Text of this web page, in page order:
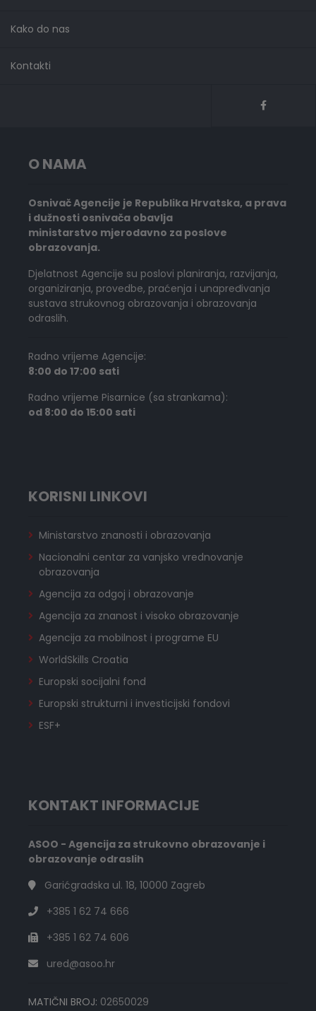
Kako do nas
Kontakti
O NAMA
Osnivač Agencije je Republika Hrvatska, a prava
i dužnosti osnivača obavlja
ministarstvo mjerodavno za poslove
obrazovanja.
Djelatnost Agencije su poslovi planiranja, razvijanja,
organiziranja, provedbe, praćenja i unapređivanja
sustava strukovnog obrazovanja i obrazovanja
odraslih.
Radno vrijeme Agencije:
8:00 do 17:00 sati
Radno vrijeme Pisarnice (sa strankama):
od 8:00 do 15:00 sati
KORISNI LINKOVI
Ministarstvo znanosti i obrazovanja
Nacionalni centar za vanjsko vrednovanje
obrazovanja
Agencija za odgoj i obrazovanje
Agencija za znanost i visoko obrazovanje
Agencija za mobilnost i programe EU
WorldSkills Croatia
Europski socijalni fond
Europski strukturni i investicijski fondovi
ESF+
KONTAKT INFORMACIJE
ASOO - Agencija za strukovno obrazovanje i
obrazovanje odraslih
Garićgradska ul. 18, 10000 Zagreb
+385 1 62 74 666
+385 1 62 74 606
ured@asoo.hr
MATIČNI BROJ: 02650029